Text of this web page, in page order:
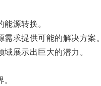
源转换。
求提供可能的解决方案。
展示出巨大的潜力。